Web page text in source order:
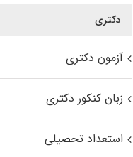
دکتری
آزمون دکتری
زبان کنکور دکتری
استعداد تحصیلی